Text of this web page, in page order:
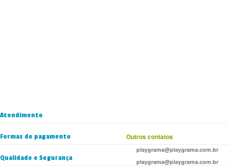
Atendimento
Outros contatos
playgrama@playgrama.com.br
playgrama@playgrama.com.br
Formas de pagamento
Qualidade e Segurança